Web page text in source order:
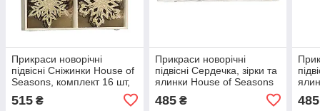
Прикраси новорічні
підвісні Cніжинки House of
Seasons, комплект 16 шт,
515 ₴
Прикраси новорічні
підвісні Сердечка, зірки та
ялинки House of Seasons
комплект 6 шт, дерев'яні,
сріблястий дизайн
485₴ 485